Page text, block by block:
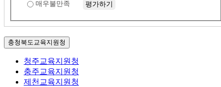
매우불만족
충청북도교육지원청
청주교육지원청
충주교육지원청
제천교육지원청